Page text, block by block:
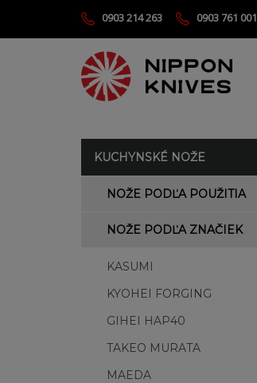
0903 214 263 0903 761 001
KUCHYNSKÉ NOŽE
NOŽE PODĽA POUŽITIA
NOŽE PODĽA ZNAČIEK
KASUMI
KYOHEI FORGING
GIHEI HAP40
TAKEO MURATA
MAEDA